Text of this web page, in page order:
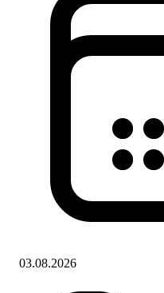
03.08.2026